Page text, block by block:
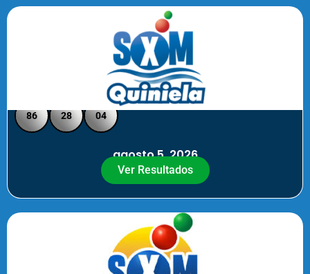
Quiniela SXM - Medio Día
86 28 04
agosto 5, 2026
Ver Resultados